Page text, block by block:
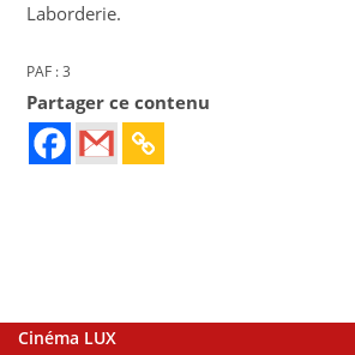
Laborderie.
PAF : 3 
Partager ce contenu
Cinéma LUX